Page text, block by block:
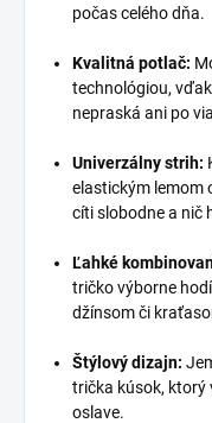
počas celého dňa.
Kvalitná potlač:
technológiou,
nepraská ani po
Univerzálny strih:
elastickým lemom
cíti slobodne a nič
Ľahké
tričko výborne
džínsom či
Štýlový dizajn:
trička kúsok, ktorý
oslave.